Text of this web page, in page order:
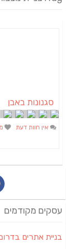
מועדף